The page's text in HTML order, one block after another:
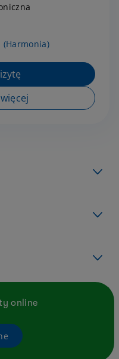
(Harmonia)
online